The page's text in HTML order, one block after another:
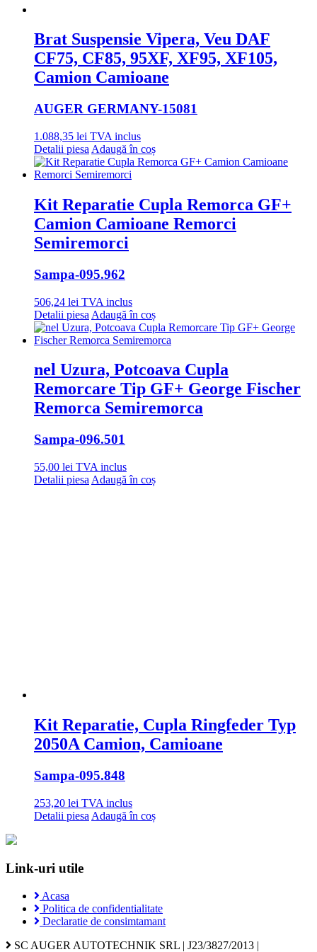
Brat Suspensie Vipera, Veu DAF
CF75, CF85, 95XF, XF95, XF105,
Camion Camioane
AUGER GERMANY-15081
1.088,35 lei TVA inclus
Detalii piesa Adaugă în coș
Kit Reparatie Cupla Remorca GF+
Camion Camioane Remorci
Semiremorci
Sampa-095.962
506,24 lei TVA inclus
Detalii piesa Adaugă în coș
nel Uzura, Potcoava Cupla
Remorcare Tip GF+ George Fischer
Remorca Semiremorca
Sampa-096.501
55,00 lei TVA inclus
Detalii piesa Adaugă în coș
Kit Reparatie, Cupla Ringfeder Typ
2050A Camion, Camioane
Sampa-095.848
253,20 lei TVA inclus
Detalii piesa Adaugă în coș
Link-uri utile
Acasa
Politica de confidentialitate
Declaratie de consimtamant
SC AUGER AUTOTECHNIK SRL | J23/3827/2013 |